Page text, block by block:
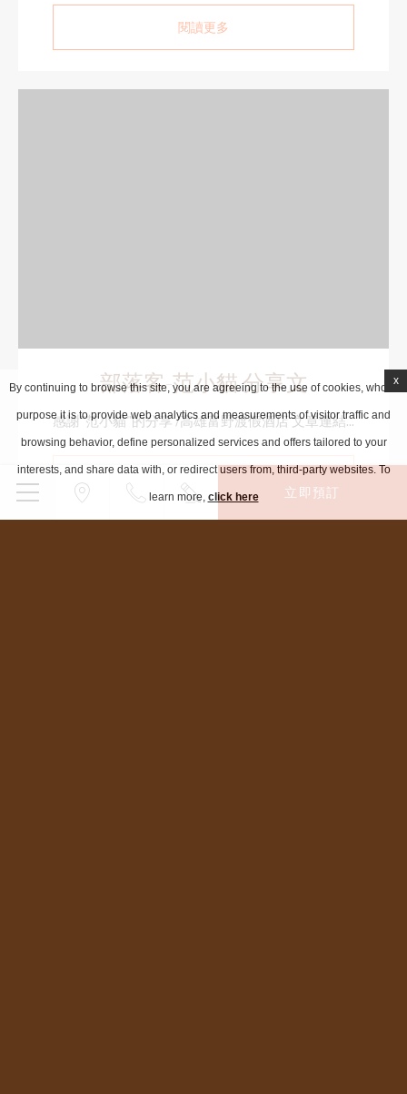
立即預訂
閱讀更多
部落客-范小貓 分享文
感謝"范小貓"的分享 /高雄富野渡假酒店 文章連結...
閱讀更多
By continuing to browse this site, you are agreeing to the use of cookies, whose
purpose it is to provide web analytics and measurements of visitor traffic and
browsing behavior, define personalized services and offers tailored to your
interests, and share data with, or redirect users from, third-party websites. To
learn more, click here
x